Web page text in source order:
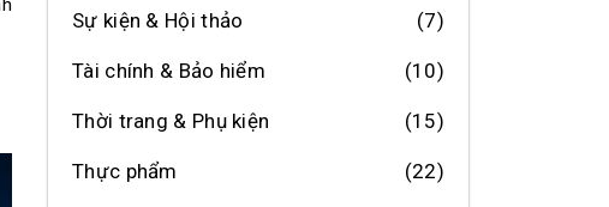
Sự kiện & Hội thảo (7)
Tài chính & Bảo hiểm (10)
Thời trang & Phụ kiện (15)
Thực phẩm (22)